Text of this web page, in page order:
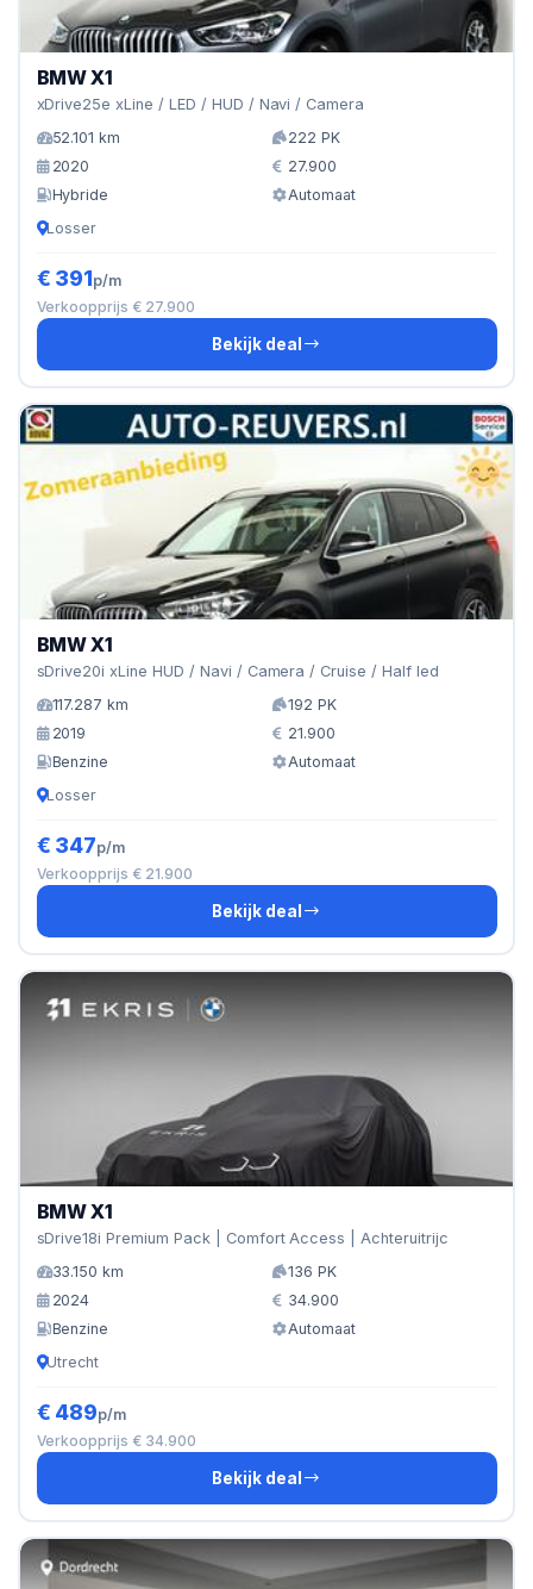
BMW X1
xDrive25e xLine / LED / HUD / Navi / Camera
52.101 km
222 PK
2020
27.900
Hybride
Automaat
Losser
€ 391p/m
Verkoopprijs € 27.900
Bekijk deal
BMW X1
sDrive20i xLine HUD / Navi / Camera / Cruise / Half led
117.287 km
192 PK
2019
21.900
Benzine
Automaat
Losser
€ 347p/m
Verkoopprijs € 21.900
Bekijk deal
BMW X1
sDrive18i Premium Pack | Comfort Access | Achteruitrijc
33.150 km
136 PK
2024
34.900
Benzine
Automaat
Utrecht
€ 489p/m
Verkoopprijs € 34.900
Bekijk deal